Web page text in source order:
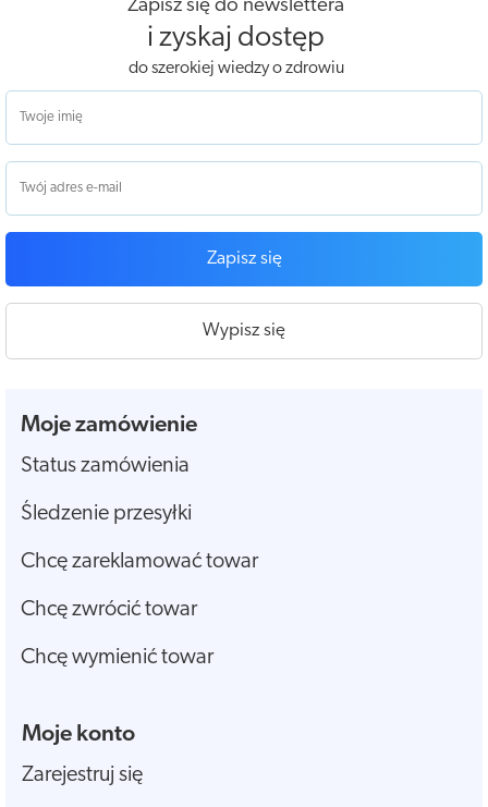
Zapisz się do newslettera
i zyskaj dostęp
do szerokiej wiedzy o zdrowiu
Zapisz się
Wypisz się
Moje zamówienie
Status zamówienia
Śledzenie przesyłki
Chcę zareklamować towar
Chcę zwrócić towar
Chcę wymienić towar
Moje konto
Zarejestruj się